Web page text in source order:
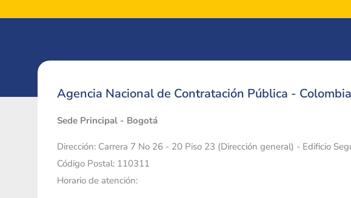
Agencia Nacional de Contratación Pública -
Sede Principal - Bogotá
Dirección: Carrera 7 No 26 - 20 Piso 23 (Dirección general) - Edificio
Código Postal: 110311
Horario de atención: